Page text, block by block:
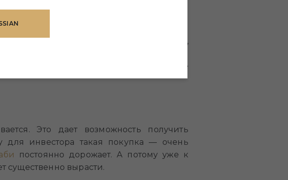
квартиры, такие как расположение,
подход к выбору которой
такая покупка становится еще
Это дает возможность получить
инвестора такая покупка — очень
постоянно дорожает. А потому уже к
существенно вырасти.